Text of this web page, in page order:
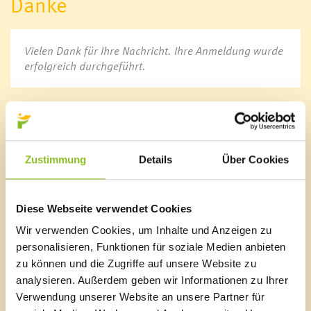
Zustimmung Details Über Cookies
Diese Webseite verwendet Cookies
Wir verwenden Cookies, um Inhalte und Anzeigen zu
personalisieren, Funktionen für soziale Medien anbieten
zu können und die Zugriffe auf unsere Website zu
analysieren. Außerdem geben wir Informationen zu Ihrer
Verwendung unserer Website an unsere Partner für
Gemeindevertretung
Ausschüsse
Wahlen
Gemeindevertretungssitzungen
Öffnungszeiten
Ansprechpersonen
Sprechstunden
Informationsfreiheit
Online Amtstafel
Jobs & Karriere
Vielen Dank für Ihre Nachricht. Ihre Anmeldung wurde
erfolgreich durchgeführt.
Marktgemeinde Frastanz
A-6820 Frastanz, Österreich
Lageplan
T0043 5522 51534-0
F 0043 5522 51534-6
E-Mail an das Gemeindeamt
Schnellzugriff